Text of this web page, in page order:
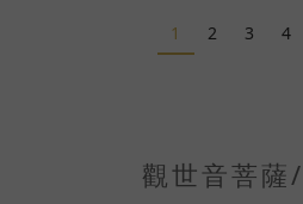
1 2 3 4
觀世音菩薩